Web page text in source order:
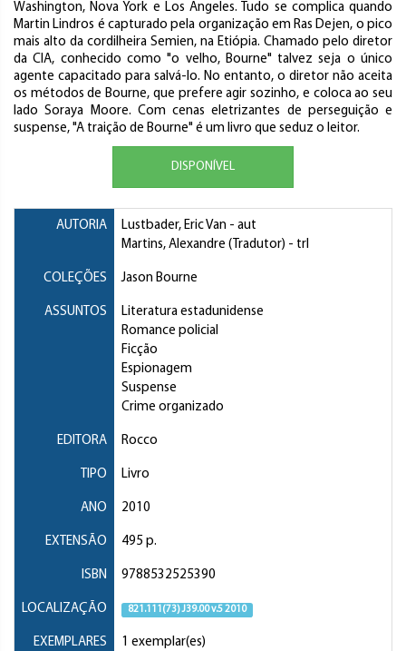
Washington, Nova York e Los Angeles. Tudo se complica quando
Martin Lindros é capturado pela organização em Ras Dejen, o pico
mais alto da cordilheira Semien, na Etiópia. Chamado pelo diretor
da CIA, conhecido como "o velho, Bourne" talvez seja o único
agente capacitado para salvá-lo. No entanto, o diretor não aceita
os métodos de Bourne, que prefere agir sozinho, e coloca ao seu
lado Soraya Moore. Com cenas eletrizantes de perseguição e
suspense, "A traição de Bourne" é um livro que seduz o leitor.
DISPONÍVEL
AUTORIA Lustbader, Eric Van - aut
Martins, Alexandre (Tradutor) - trl
COLEÇÕES Jason Bourne
ASSUNTOS
Literatura estadunidense
Romance policial
Ficção
Espionagem
Suspense
Crime organizado
EDITORA Rocco
TIPO Livro
ANO 2010
EXTENSÃO 495 p.
ISBN 9788532525390
LOCALIZAÇÃO 821.111(73) J39.00 v.5 2010
EXEMPLARES 1 exemplar(es)